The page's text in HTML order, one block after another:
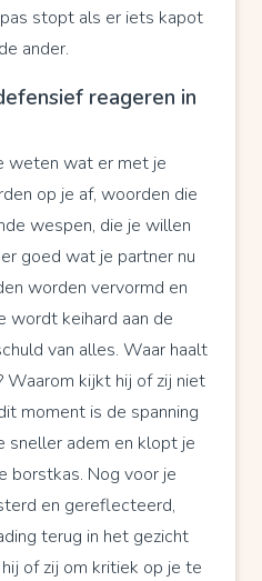
stopt als er iets kapot
ander.
reageren in
weten wat er met je
op je af, woorden die
wespen, die je willen
goed wat je partner nu
worden vervormd en
wordt keihard aan de
van alles. Waar haalt
Waarom kijkt hij of zij niet
moment is de spanning
sneller adem en klopt je
borstkas. Nog voor je
en gereflecteerd,
terug in het gezicht
of zij om kritiek op je te